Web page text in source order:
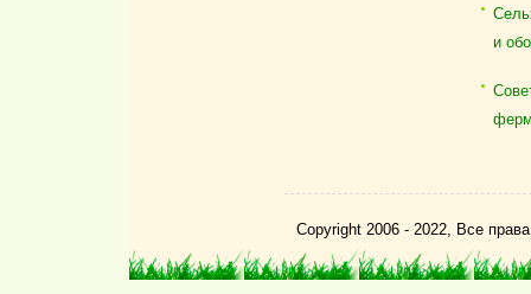
и
Copyright 2006 - 2022, Все